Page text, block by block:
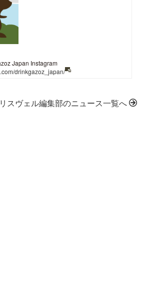
Japan Instagram
drinkgazoz_japan/
リスヴェル編集部のニュース一覧へ